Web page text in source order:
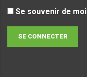
Se souvenir de moi